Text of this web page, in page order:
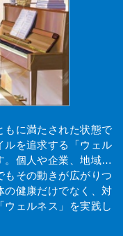
もに満たされた状態で
ルを追求する「ウェル
。個人や企業、地域…
もその動きが広がりつ
の健康だけでなく、対
ウェルネス」を実践し